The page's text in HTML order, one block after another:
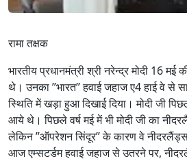
रामा तक्षक
भारतीय प्रधानमंत्री श्री नरेन्द्र मोदी 16
थे। उनका ’’भारत’’ हवाई जहाज ए4 हाई वे
स्थिति में खड़ा हुआ दिखाई दिया। मोदी जी
आये थे। पिछले वर्ष मई में भी मोदी जी का
लेकिन ’’ऑपरेशन सिंदूर’’ के कारण वे
आज एम्सटर्डम हवाई जहाज से उतरने पर,